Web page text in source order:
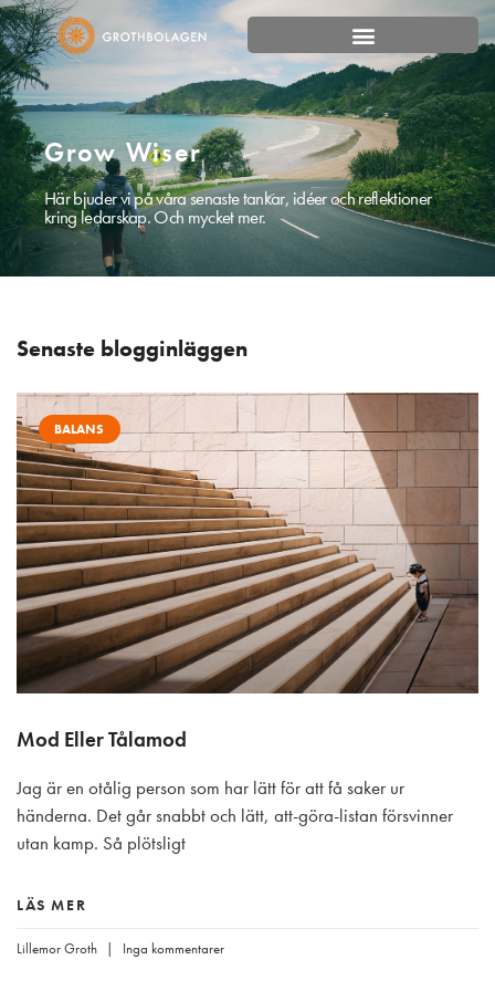
Grow Wiser
Här bjuder vi på våra senaste tankar, idéer och reflektioner
kring ledarskap. Och mycket mer.
Senaste blogginläggen
BALANS
Mod Eller Tålamod
Jag är en otålig person som har lätt för att få saker ur
händerna. Det går snabbt och lätt, att-göra-listan försvinner
utan kamp. Så plötsligt
LÄS MER
Lillemor Groth Inga kommentarer